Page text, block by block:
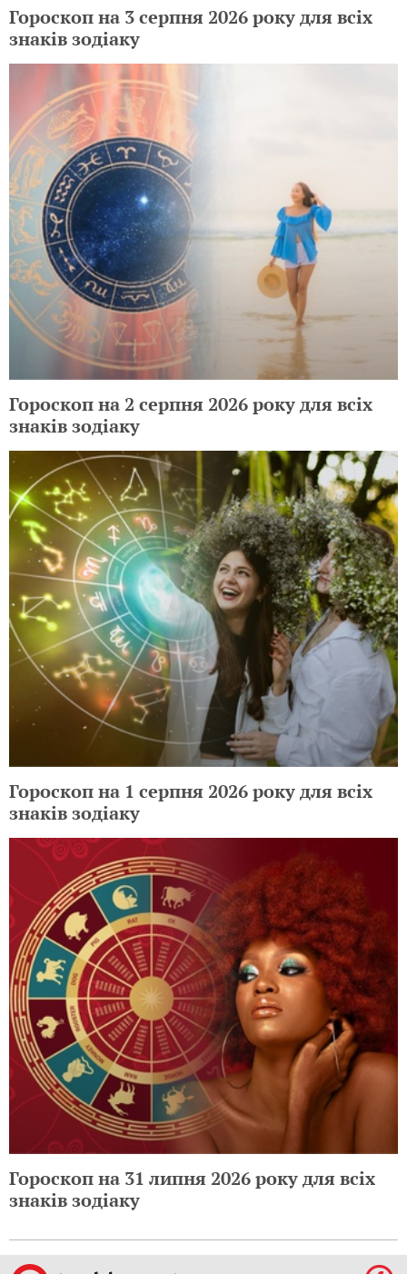
Гороскоп на 3 серпня 2026 року для всіх
знаків зодіаку
Гороскоп на 2 серпня 2026 року для всіх
знаків зодіаку
Гороскоп на 1 серпня 2026 року для всіх
знаків зодіаку
Гороскоп на 31 липня 2026 року для всіх
знаків зодіаку